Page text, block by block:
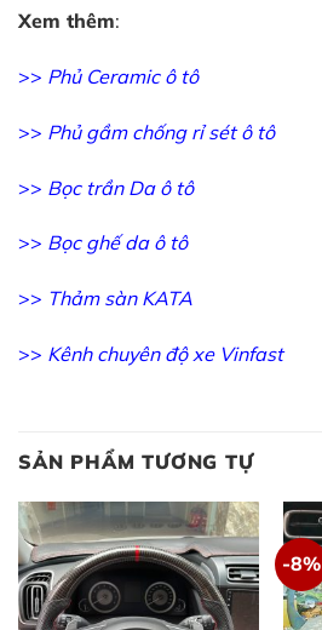
Xem thêm:
>> Phủ Ceramic ô tô
>> Phủ gầm chống rỉ sét ô tô
>> Bọc trần Da ô tô
>> Bọc ghế da ô tô
>> Thảm sàn KATA
>> Kênh chuyên độ xe Vinfast
SẢN PHẨM TƯƠNG TỰ
-8%